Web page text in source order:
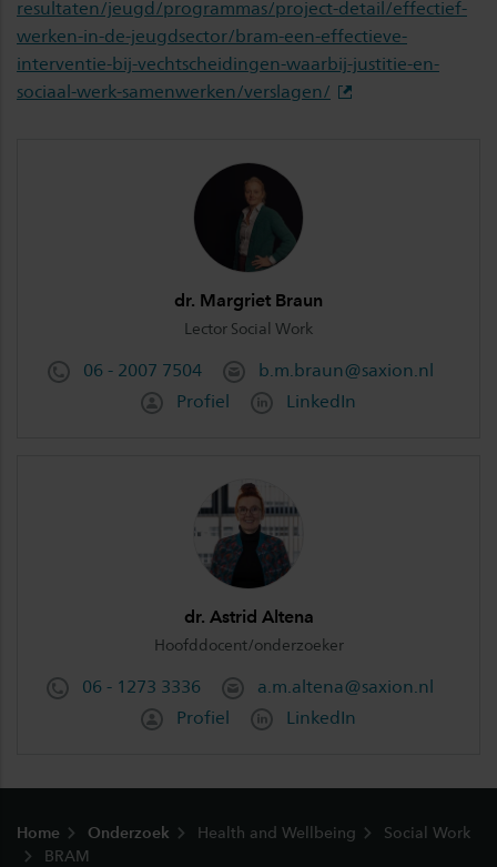
resultaten/jeugd/programmas/project-detail/effectief-
werken-in-de-jeugdsector/bram-een-effectieve-
interventie-bij-vechtscheidingen-waarbij-justitie-en-
sociaal-werk-samenwerken/verslagen/
dr. Margriet Braun
Lector Social Work
06 - 2007 7504
b.m.braun@saxion.nl
Profiel
LinkedIn
dr. Astrid Altena
Hoofddocent/onderzoeker
06 - 1273 3336
a.m.altena@saxion.nl
Profiel
LinkedIn
Home Onderzoek Health and Wellbeing
Social Work
BRAM